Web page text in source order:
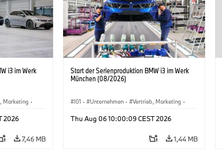
i3 im Werk
Marketing ·
2026
7,46 MB
Start der Serienproduktion BMW i3 im Werk
München (08/2026)
I01 · Unternehmen · Vertrieb, Marketing ·
Thu Aug 06 10:00:09 CEST 2026
1,44 MB